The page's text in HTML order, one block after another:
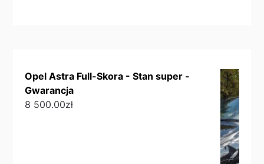
Opel Astra Full-Skora - Stan super -
Gwarancja
8 500.00zł